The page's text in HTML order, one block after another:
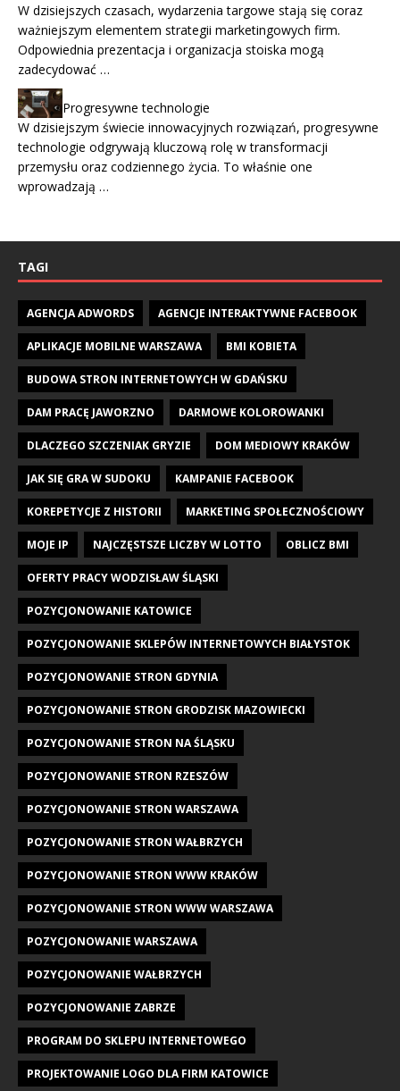
W dzisiejszych czasach, wydarzenia targowe stają się coraz
ważniejszym elementem strategii marketingowych firm.
Odpowiednia prezentacja i organizacja stoiska mogą
zadecydować …
Progresywne technologie
W dzisiejszym świecie innowacyjnych rozwiązań, progresywne
technologie odgrywają kluczową rolę w transformacji
przemysłu oraz codziennego życia. To właśnie one
wprowadzają …
TAGI
AGENCJA ADWORDS AGENCJE INTERAKTYWNE FACEBOOK
APLIKACJE MOBILNE WARSZAWA BMI KOBIETA
BUDOWA STRON INTERNETOWYCH W GDAŃSKU
DAM PRACĘ JAWORZNO DARMOWE KOLOROWANKI
DLACZEGO SZCZENIAK GRYZIE DOM MEDIOWY KRAKÓW
JAK SIĘ GRA W SUDOKU KAMPANIE FACEBOOK
KOREPETYCJE Z HISTORII MARKETING SPOŁECZNOŚCIOWY
MOJE IP NAJCZĘSTSZE LICZBY W LOTTO OBLICZ BMI
OFERTY PRACY WODZISŁAW ŚLĄSKI
POZYCJONOWANIE KATOWICE
POZYCJONOWANIE SKLEPÓW INTERNETOWYCH BIAŁYSTOK
POZYCJONOWANIE STRON GDYNIA
POZYCJONOWANIE STRON GRODZISK MAZOWIECKI
POZYCJONOWANIE STRON NA ŚLĄSKU
POZYCJONOWANIE STRON RZESZÓW
POZYCJONOWANIE STRON WARSZAWA
POZYCJONOWANIE STRON WAŁBRZYCH
POZYCJONOWANIE STRON WWW KRAKÓW
POZYCJONOWANIE STRON WWW WARSZAWA
POZYCJONOWANIE WARSZAWA
POZYCJONOWANIE WAŁBRZYCH
POZYCJONOWANIE ZABRZE
PROGRAM DO SKLEPU INTERNETOWEGO
PROJEKTOWANIE LOGO DLA FIRM KATOWICE